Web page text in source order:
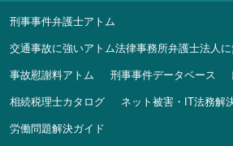
刑事事件弁護士アトム
交通事故に強いアトム法律事務所弁護士法人
事故慰謝料アトム 刑事事件データベース
相続税理士カタログ ネット被害・IT法務解
労働問題解決ガイド